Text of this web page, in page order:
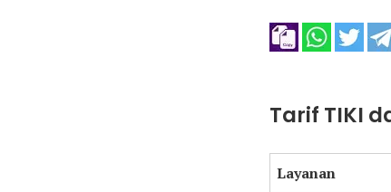
Tarif TIKI
Layanan